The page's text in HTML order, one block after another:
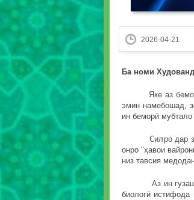
2026-04-21
Ба номи
Яке аз
эмин намебошад,
ин беморӣ
Силро дар
онро "ҳавои
низ тавсия
Аз ин гузашта,
биологӣ истифода